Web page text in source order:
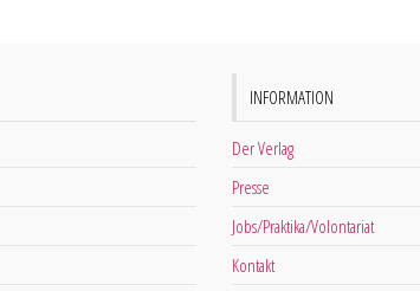
INFORMATION
Der Verlag
Presse
Jobs/Praktika/Volontariat
Kontakt